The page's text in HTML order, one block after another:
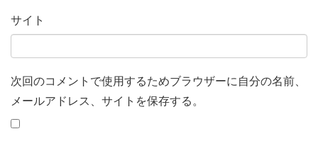
サイト
次回のコメントで使用するためブラウザーに自分の名前、
メールアドレス、サイトを保存する。